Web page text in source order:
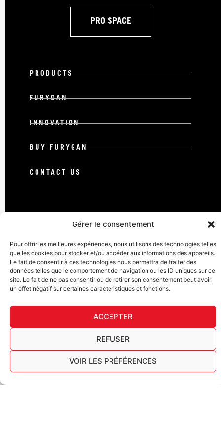
Gérer le consentement
Pour offrir les meilleures expériences, nous utilisons des technologies telles
que les cookies pour stocker et/ou accéder aux informations des appareils.
Le fait de consentir à ces technologies nous permettra de traiter des
données telles que le comportement de navigation ou les ID uniques sur ce
site. Le fait de ne pas consentir ou de retirer son consentement peut avoir
un effet négatif sur certaines caractéristiques et fonctions.
ACCEPTER
REFUSER
VOIR LES PRÉFÉRENCES
PRO SPACE
PRODUCTS
FURYGAN
INNOVATION
BUY FURYGAN
CONTACT US
SUBSCRIBE TO THE NEWSLETTER
Email
CONFIRM
FURY TIPS